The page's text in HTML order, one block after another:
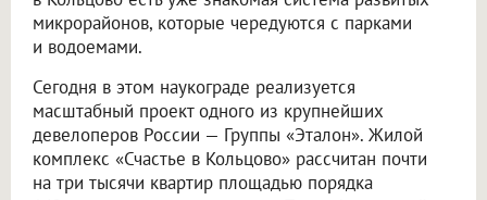
микрорайонов, которые чередуются с парками
и водоемами.
Сегодня в этом наукограде реализуется
масштабный проект одного из крупнейших
девелоперов России — Группы «Эталон». Жилой
комплекс «Счастье в Кольцово» рассчитан почти
на три тысячи квартир площадью порядка